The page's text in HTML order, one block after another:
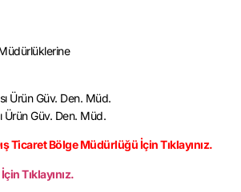
Ürün Güv. Den. Müd.
Ürün Güv. Den. Müd.
Ticaret Bölge Müdürlüğü İçin Tıklayınız.
Tıklayınız.